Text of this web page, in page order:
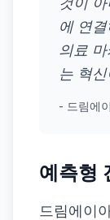
에 연
의료
는 혁
- 드림에
예측형
드림에이